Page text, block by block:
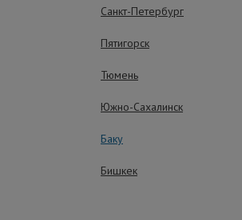
курьерскими службами или
плотности и условий эксплуатации.
Санкт-Петербург
Пятигорск
Тюмень
Южно-Сахалинск
Баку
Бишкек